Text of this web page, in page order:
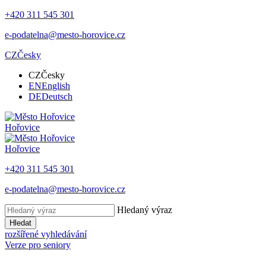
+420 311 545 301
e-podatelna@mesto-horovice.cz
CZČesky
CZČesky
ENEnglish
DEDeutsch
Hořovice
Hořovice
+420 311 545 301
e-podatelna@mesto-horovice.cz
Hledaný výraz
Hledat
rozšířené vyhledávání
Verze pro seniory